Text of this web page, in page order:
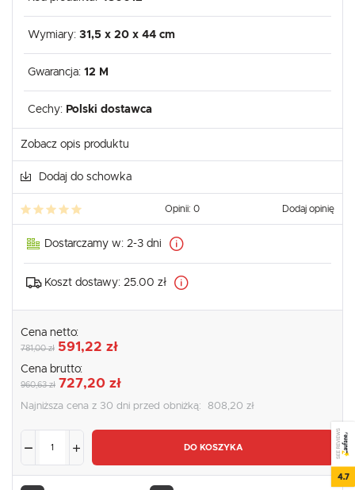
Wymiary: 31,5 x 20 x 44 cm
Gwarancja: 12 M
Cechy: Polski dostawca
Zobacz opis produktu
Dodaj do schowka
Opinii: 0 Dodaj opinię
Dostarczamy w: 2-3 dni
Koszt dostawy: 25.00 zł
Cena netto:
781,00 zł 591,22 zł
Cena brutto:
960,63 zł 727,20 zł
Najniższa cena z 30 dni przed obniżką: 808,20 zł
DO KOSZYKA SEE REVIEWS
4.7